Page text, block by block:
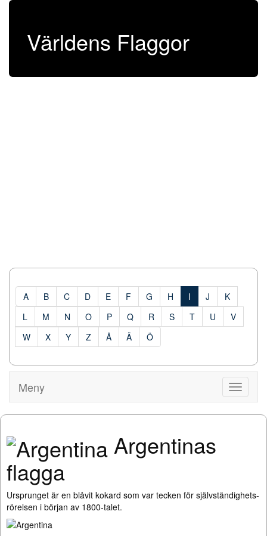
Världens Flaggor
A B C D E F G H I J
K
L
M N O P Q R S T U
V
W
X Y Z Å Ä Ö
Visa
Meny
Meny
Argentinas
flagga
Ursprunget är en blåvit kokard som var tecken för självständighets-
rörelsen i början av 1800-talet.